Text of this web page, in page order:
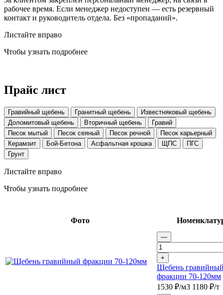
рабочее время. Если менеджер недоступен — есть резервный
контакт и руководитель отдела. Без «пропаданий».
Листайте вправо
Чтобы узнать подробнее
Прайс лист
Гравийный щебень Гранитный щебень
Известняковый щебень
Доломитовый щебень
Вторичный щебень
Гравий
Песок мытый
Песок сеяный Песок речной
Песок карьерный
Керамзит
Бой-Бетона Асфальтная крошка ЩПС
ПГС
Грунт
Листайте вправо
Чтобы узнать подробнее
Фото
—
+
Щебень
фракции 70-120мм
1530 ₽/м3 1180 ₽/т